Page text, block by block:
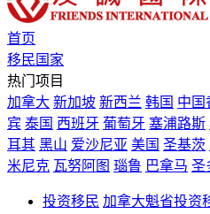
首页
移民国家
热门项目
加拿大 新加坡 新西兰 韩国 中国
宾 泰国 西班牙 葡萄牙 塞浦路斯
耳其 黑山 爱沙尼亚 美国 圣基茨
米尼克 瓦努阿图 瑙鲁 巴拿马 圣
投资移民 加拿大魁省投资